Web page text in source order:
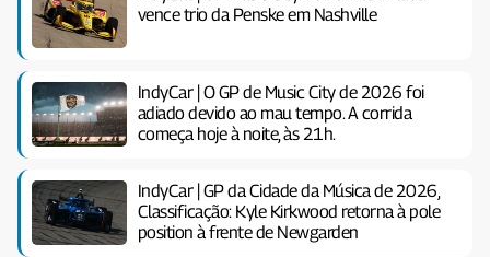
vence trio da Penske em Nashville
IndyCar | O GP de Music City de 2026 foi
adiado devido ao mau tempo. A corrida
começa hoje à noite, às 21h.
IndyCar | GP da Cidade da Música de 2026,
Classificação: Kyle Kirkwood retorna à pole
position à frente de Newgarden